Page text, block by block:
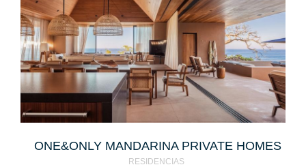
ONE&ONLY MANDARINA PRIVATE HOMES
RESIDENCIAS